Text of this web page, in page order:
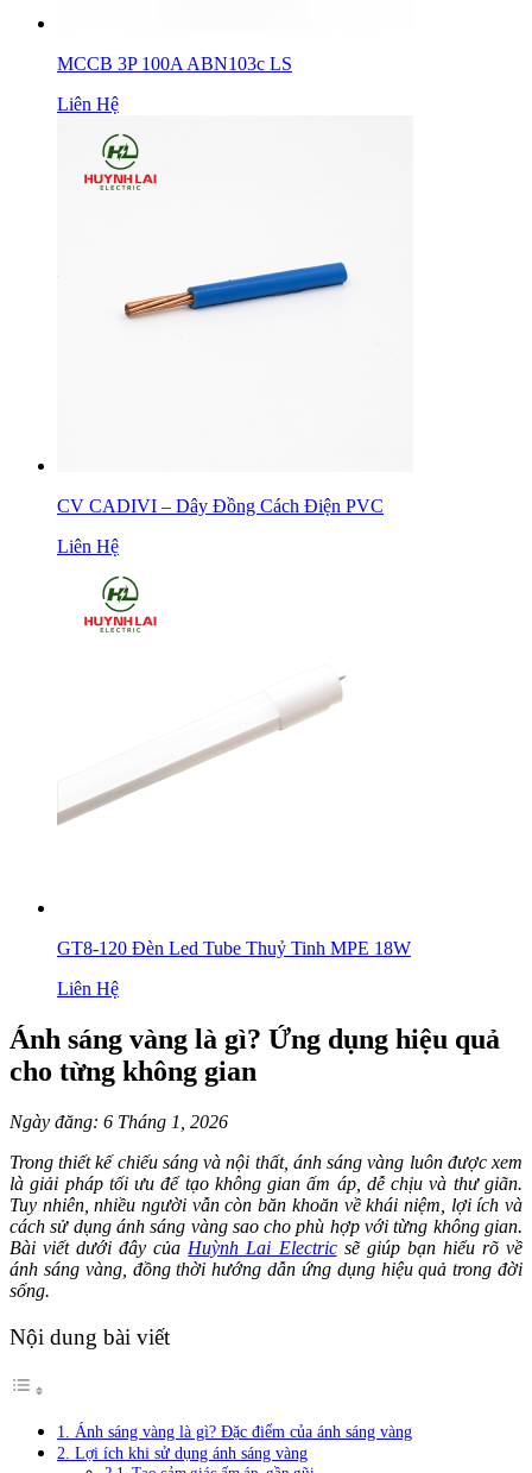
MCCB 3P 100A ABN103c LS
Liên Hệ
CV CADIVI – Dây Đồng Cách Điện PVC
Liên Hệ
GT8-120 Đèn Led Tube Thuỷ Tinh MPE 18W
Liên Hệ
Ánh sáng vàng là gì? Ứng dụng hiệu quả
cho từng không gian
Ngày đăng: 6 Tháng 1, 2026
Trong thiết kế chiếu sáng và nội thất, ánh sáng vàng luôn được xem
là giải pháp tối ưu để tạo không gian ấm áp, dễ chịu và thư giãn.
Tuy nhiên, nhiều người vẫn còn băn khoăn về khái niệm, lợi ích và
cách sử dụng ánh sáng vàng sao cho phù hợp với từng không gian.
Bài viết dưới đây của Huỳnh Lai Electricsẽ giúp bạn hiểu rõ về
ánh sáng vàng, đồng thời hướng dẫn ứng dụng hiệu quả trong đời
sống.
Nội dung bài viết
1. Ánh sáng vàng là gì? Đặc điểm của ánh sáng vàng
2. Lợi ích khi sử dụng ánh sáng vàng